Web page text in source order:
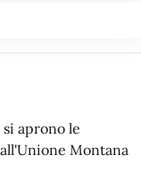
aprono le
Montana